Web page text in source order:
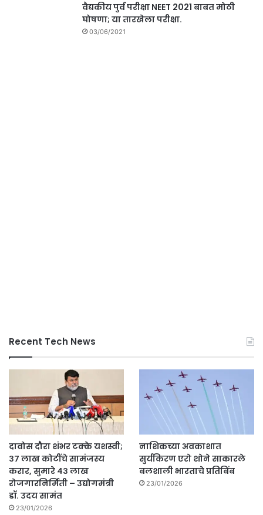
वैद्यकीय पुर्व परीक्षा NEET 2021 बाबत मोठी
घोषणा; या तारखेला परीक्षा.
03/06/2021
Recent Tech News
दावोस दौरा शंभर टक्के यशस्वी;
३७ लाख कोटींचे सामंजस्य
करार, सुमारे ४३ लाख
रोजगारनिर्मिती – उद्योगमंत्री
डॉ. उदय सामंत
23/01/2026
नाशिकच्या अवकाशात
सुर्यकिरण एरो शोने साकारले
बलशाली भारताचे प्रतिबिंब
23/01/2026